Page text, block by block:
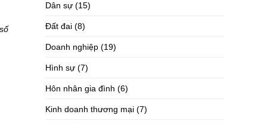
Dân sự (15)
Đất đai (8)
Doanh nghiệp (19)
Hình sự (7)
Hôn nhân gia đình (6)
Kinh doanh thương mại (7)